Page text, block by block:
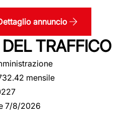
annuncio
TRAFFICO
mensile
7/8/2026